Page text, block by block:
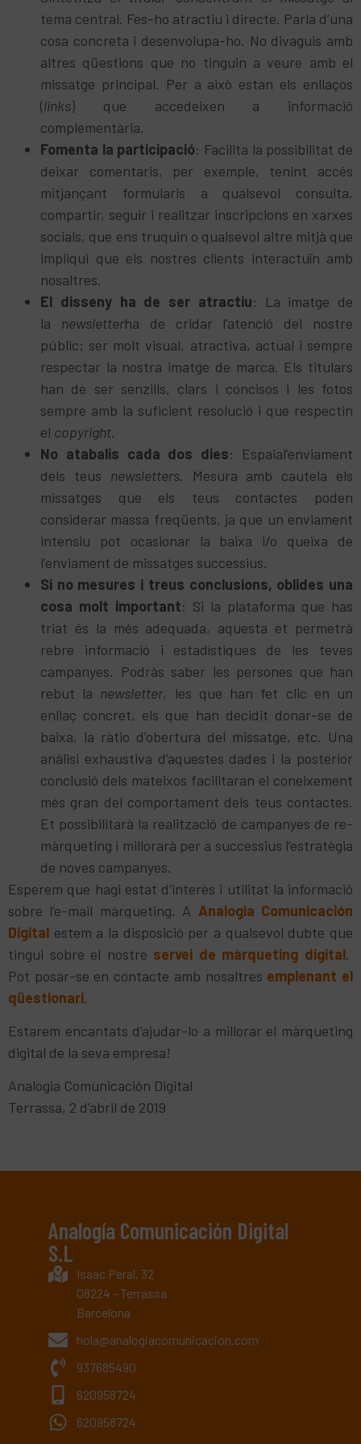
tema central. Fes-ho atractiu i directe. Parla d’una
cosa concreta i desenvolupa-ho. No divaguis amb
altres qüestions que no tinguin a veure amb el
missatge principal. Per a això estan els enllaços
(links) que accedeixen a informació
complementària.
Fomenta la participació: Facilita la possibilitat de
deixar comentaris, per exemple, tenint accés
mitjançant formularis a qualsevol consulta,
compartir, seguir i realitzar inscripcions en xarxes
socials, que ens truquin o qualsevol altre mitjà que
impliqui que els nostres clients interactuïn amb
nosaltres.
El disseny ha de ser atractiu: La imatge de
la newsletterha de cridar l’atenció del nostre
públic; ser molt visual, atractiva, actual i sempre
respectar la nostra imatge de marca. Els titulars
han de ser senzills, clars i concisos i les fotos
sempre amb la suficient resolució i que respectin
el copyright.
No atabalis cada dos dies: Espaial’enviament
dels teus newsletters. Mesura amb cautela els
missatges que els teus contactes poden
considerar massa freqüents, ja que un enviament
intensiu pot ocasionar la baixa i/o queixa de
l’enviament de missatges successius.
Si no mesures i treus conclusions, oblides una
cosa molt important: Si la plataforma que has
triat és la més adequada, aquesta et permetrà
rebre informació i estadístiques de les teves
campanyes. Podràs saber les persones que han
rebut la newsletter, les que han fet clic en un
enllaç concret, els que han decidit donar-se de
baixa, la ràtio d’obertura del missatge, etc. Una
anàlisi exhaustiva d’aquestes dades i la posterior
conclusió dels mateixos facilitaran el coneixement
més gran del comportament dels teus contactes.
Et possibilitarà la realització de campanyes de re-
màrqueting i millorarà per a successius l’estratègia
de noves campanyes.
Esperem que hagi estat d’interès i utilitat la informació
sobre l’e-mail màrqueting. A Analogia Comunicación
Digital estem a la disposició per a qualsevol dubte que
tingui sobre el nostre servei de màrqueting digital.
Pot posar-se en contacte amb nosaltres emplenant el
qüestionari.
Estarem encantats d’ajudar-lo a millorar el màrqueting
digital de la seva empresa!
Analogia Comunicación Digital
Terrassa, 2 d’abril de 2019
Analogía Comunicación Digital
S.L
Isaac Peral, 32
08224 - Terrassa
Barcelona
hola@analogiacomunicacion.com
937685490
620958724
620958724